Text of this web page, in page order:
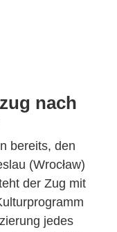
nach
bereits, den
(Wrocław)
der Zug mit
jedes